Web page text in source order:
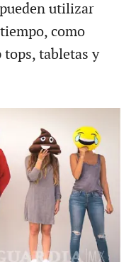
utilizar
como
tabletas y